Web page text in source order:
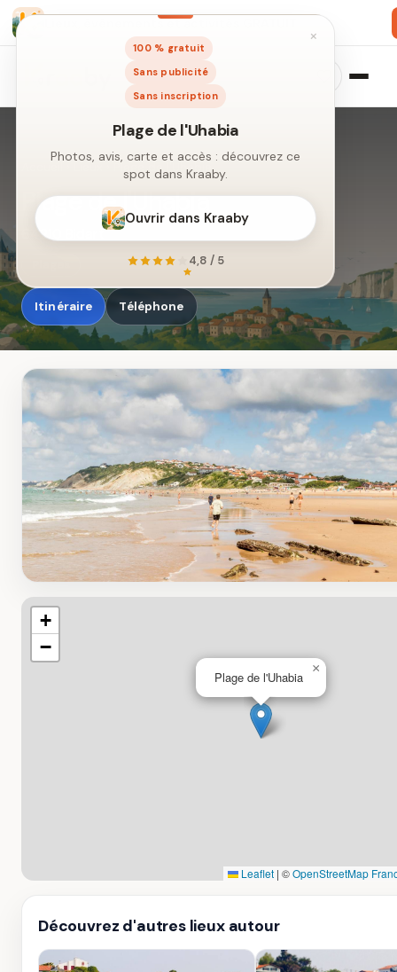
Lieux, événements et activités GRATUIT
×
100 % gratuit
Sans publicité
Sans inscription
Plage de l'Uhabia
Photos, avis, carte et accès : découvrez ce
Ouvrir dans Kraaby
4,8 / 5
Lieux Plage de l'Uhabia
Plage de l'Uhabia
64210 Bidart
Itinéraire Téléphone
Plage de l'Uhabia
×
+
−
Leaflet | ©OpenStreetMap
Découvrez d'autres lieux autour